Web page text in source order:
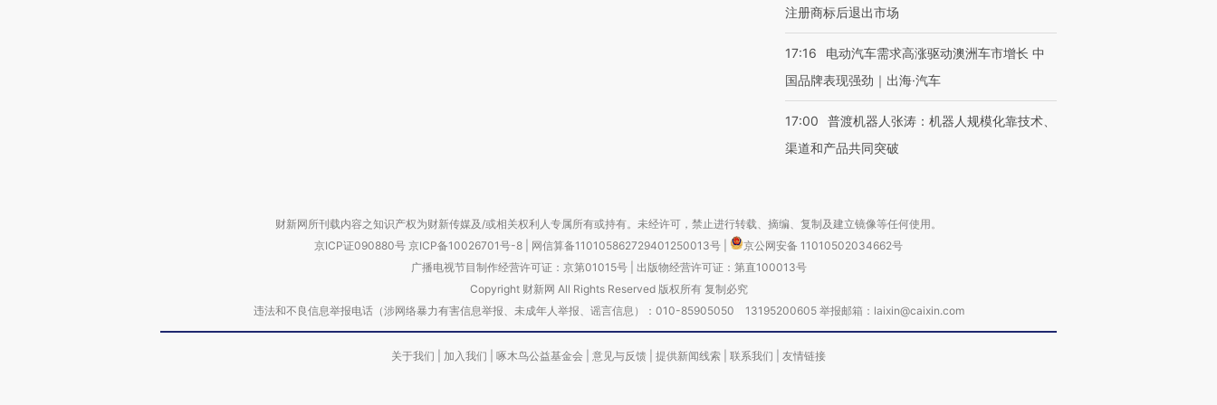
注册商标后退出市场
17:16
电动汽车需求高涨驱动澳洲车市增长 中
国品牌表现强劲｜出海·汽车
17:00
普渡机器人张涛：机器人规模化靠技术、
渠道和产品共同突破
财新网所刊载内容之知识产权为财新传媒及/或相关权利人专属所有或持有。未经许可，禁止进行转载、摘编、复制及建立镜像等任何使用。
京ICP证090880号 京ICP备10026701号-8 网信算备110105862729401250013号
京公网安备 11010502034662号
广播电视节目制作经营许可证：京第01015号| 出版物经营许可证：第直100013号
Copyright 财新网 All Rights Reserved 版权所有 复制必究
违法和不良信息举报电话（涉网络暴力有害信息举报、未成年人举报、谣言信息）：010-85905050 13195200605 举报邮箱：laixin@caixin.com
关于我们 加入我们 啄木鸟公益基金会 意见与反馈 提供新闻线索 联系我们 友情链接